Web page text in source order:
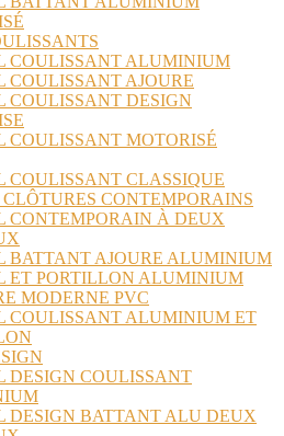
COULISSANT ALUMINIUM
COULISSANT AJOURE
COULISSANT DESIGN
COULISSANT MOTORISÉ
COULISSANT CLASSIQUE
CONTEMPORAINS
CONTEMPORAIN À DEUX
BATTANT AJOURE ALUMINIUM
ET PORTILLON ALUMINIUM
MODERNE PVC
COULISSANT ALUMINIUM ET
DESIGN COULISSANT
DESIGN BATTANT ALU DEUX